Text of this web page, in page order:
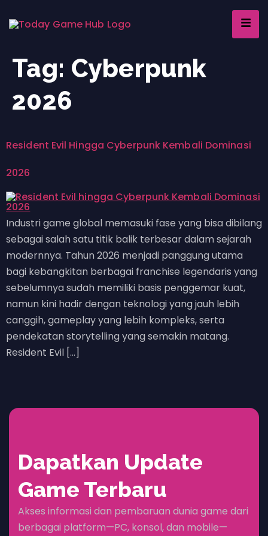
Tag: Cyberpunk
2026
Resident Evil Hingga Cyberpunk Kembali Dominasi
2026
Industri game global memasuki fase yang bisa dibilang
sebagai salah satu titik balik terbesar dalam sejarah
modernnya. Tahun 2026 menjadi panggung utama
bagi kebangkitan berbagai franchise legendaris yang
sebelumnya sudah memiliki basis penggemar kuat,
namun kini hadir dengan teknologi yang jauh lebih
canggih, gameplay yang lebih kompleks, serta
pendekatan storytelling yang semakin matang.
Resident Evil […]
Dapatkan Update
Game Terbaru
Akses informasi dan pembaruan dunia game dari
berbagai platform—PC, konsol, dan mobile—